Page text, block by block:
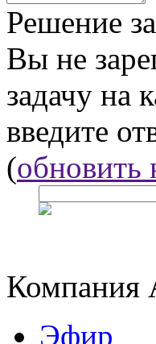
Решение
Вы не
задачу на
введите
(обновить
Эфир